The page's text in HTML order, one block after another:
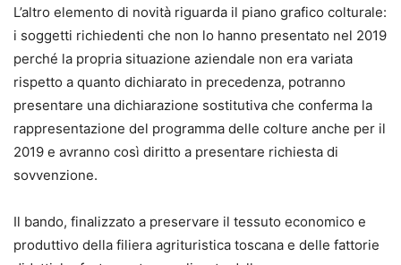
L’altro elemento di novità riguarda il piano grafico colturale:
i soggetti richiedenti che non lo hanno presentato nel 2019
perché la propria situazione aziendale non era variata
rispetto a quanto dichiarato in precedenza, potranno
presentare una dichiarazione sostitutiva che conferma la
rappresentazione del programma delle colture anche per il
2019 e avranno così diritto a presentare richiesta di
sovvenzione.
Il bando, finalizzato a preservare il tessuto economico e
produttivo della filiera agrituristica toscana e delle fattorie